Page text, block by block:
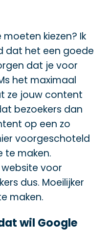
kiezen? Ik
dat het een goede
dat je voor
het maximaal
ze jouw content
bezoekers dan
op een zo
voorgeschoteld
te maken.
voor
dus. Moeilijker
maken.
wil Google